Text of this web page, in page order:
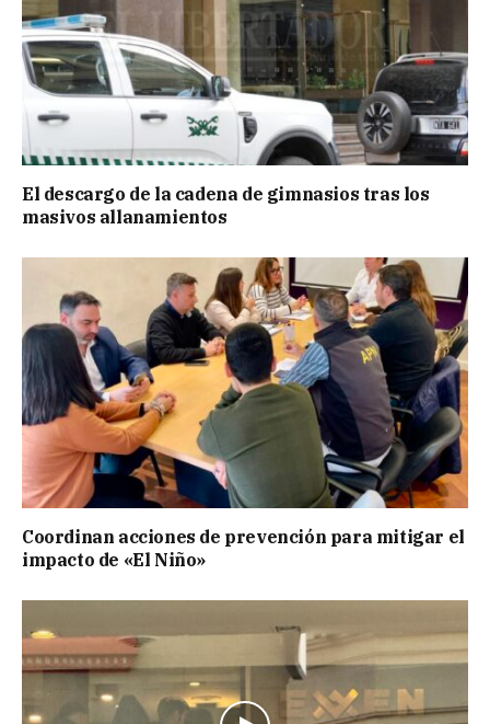
El descargo de la cadena de gimnasios tras los
masivos allanamientos
Coordinan acciones de prevención para mitigar el
impacto de «El Niño»